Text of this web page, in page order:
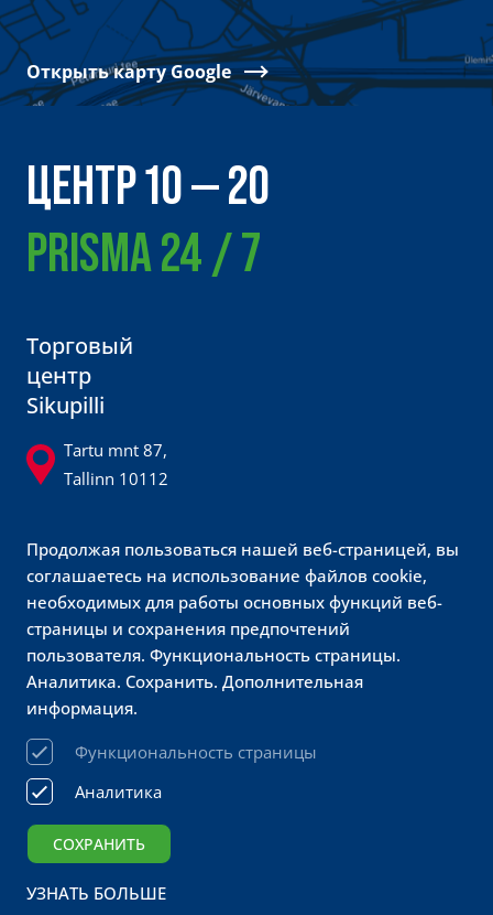
Открыть карту Google
ЦЕНТР 10 — 20
PRISMA 24 / 7
Торговый
центр
Sikupilli
Tartu mnt 87,
Tallinn 10112
600 8700
@sikupillikeskus
Обслуживание
клиентов
Prisma
sikupilli@prismamarket.ee
680 9500
Sikupilli Keskus OÜ 2026 Все права защищены
Продолжая пользоваться нашей веб-страницей, вы
соглашаетесь на использование файлов cookie,
необходимых для работы основных функций веб-
страницы и сохранения предпочтений
пользователя. Функциональность страницы.
Аналитика. Сохранить. Дополнительная
информация.
Функциональность страницы
Аналитика
СОХРАНИТЬ
УЗНАТЬ БОЛЬШЕ